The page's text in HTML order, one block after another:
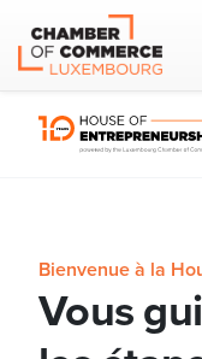
Bienvenue à la
Vous